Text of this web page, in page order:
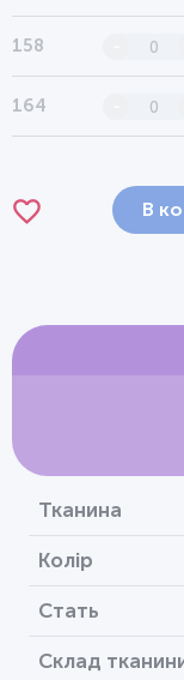
158
164
В
Тканина
Колір
Стать
Склад